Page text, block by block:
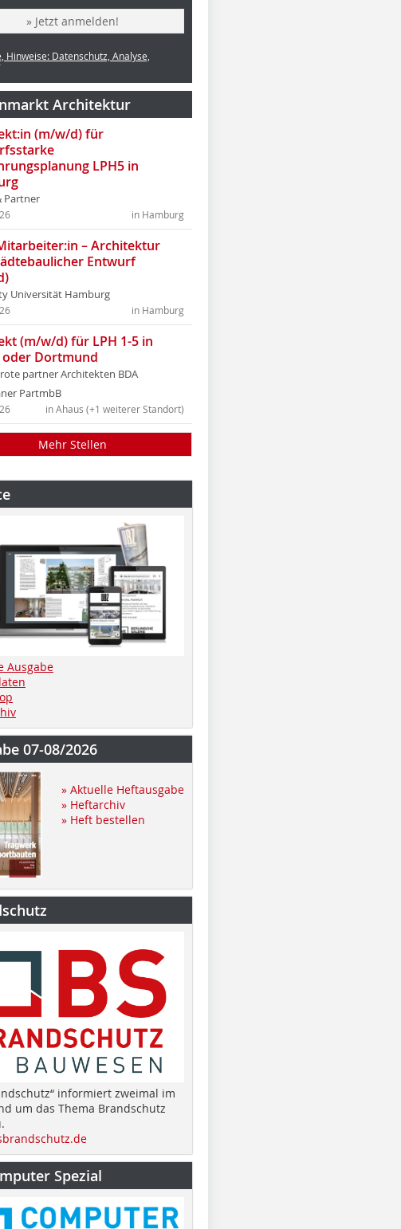
» Jetzt anmelden!
Hinweise: Datenschutz, Analyse,
Architektur
(m/w/d) für
LPH5 in
Partner
in Hamburg
– Architektur
Entwurf
Universität Hamburg
in Hamburg
(m/w/d) für LPH 1-5 in
oder Dortmund
partner Architekten BDA
PartmbB
in Ahaus (+1 weiterer Standort)
Mehr Stellen
Ausgabe
07-08/2026
» Aktuelle Heftausgabe
» Heftarchiv
» Heft bestellen
informiert zweimal im
um das Thema Brandschutz
Spezial